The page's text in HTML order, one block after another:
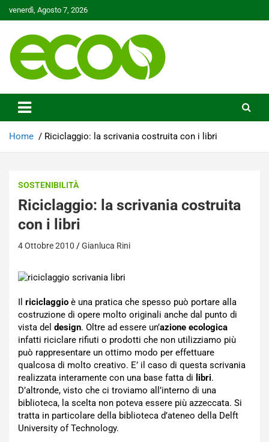
to
venerdì, Agosto 7, 2026
Ecoo.it
Home Riciclaggio: la scrivania costruita con i libri
SOSTENIBILITÀ
Riciclaggio: la scrivania costruita
con i libri
4 Ottobre 2010 Gianluca Rini
Il riciclaggio è una pratica che spesso può portare alla
costruzione di opere molto originali anche dal punto di
vista del design. Oltre ad essere un’azione ecologica
infatti riciclare rifiuti o prodotti che non utilizziamo più
può rappresentare un ottimo modo per effettuare
qualcosa di molto creativo. E’ il caso di questa scrivania
realizzata interamente con una base fatta di libri.
D’altronde, visto che ci troviamo all’interno di una
biblioteca, la scelta non poteva essere più azzeccata. Si
tratta in particolare della biblioteca d’ateneo della Delft
University of Technology.